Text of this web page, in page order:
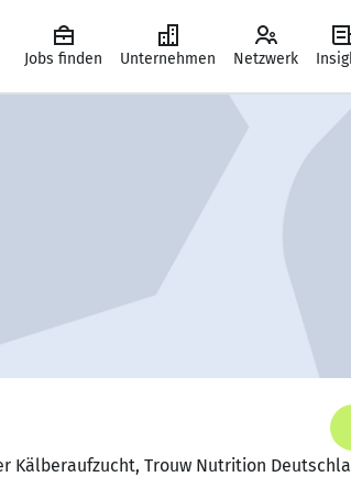
Jobs finden Unternehmen Netzwerk
Kälberaufzucht, Trouw Nutrition